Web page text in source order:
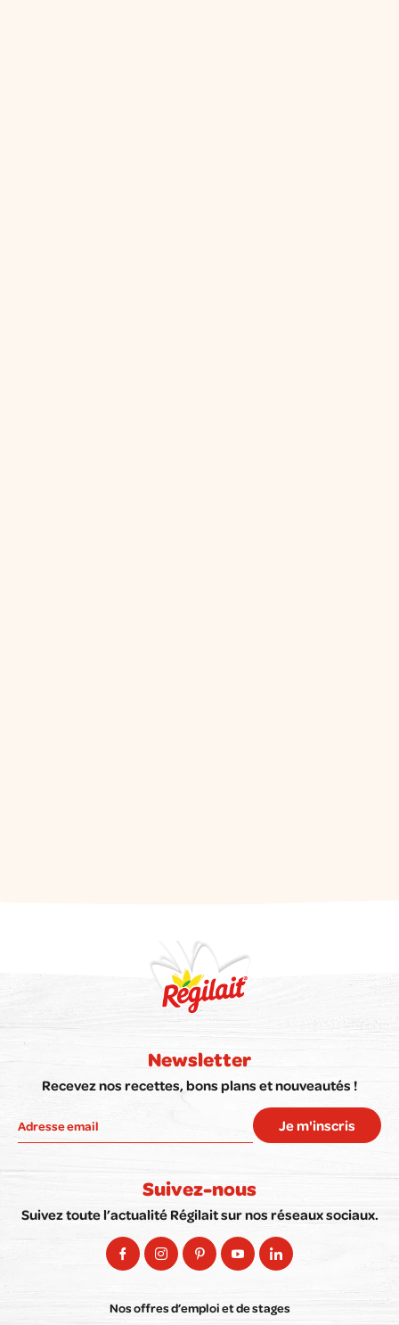
Newsletter
Recevez nos recettes, bons plans et nouveautés !
Je m'inscris
Suivez-nous
Suivez toute l’actualité Régilait sur nos réseaux sociaux.
Nos offres d’emploi et de stages